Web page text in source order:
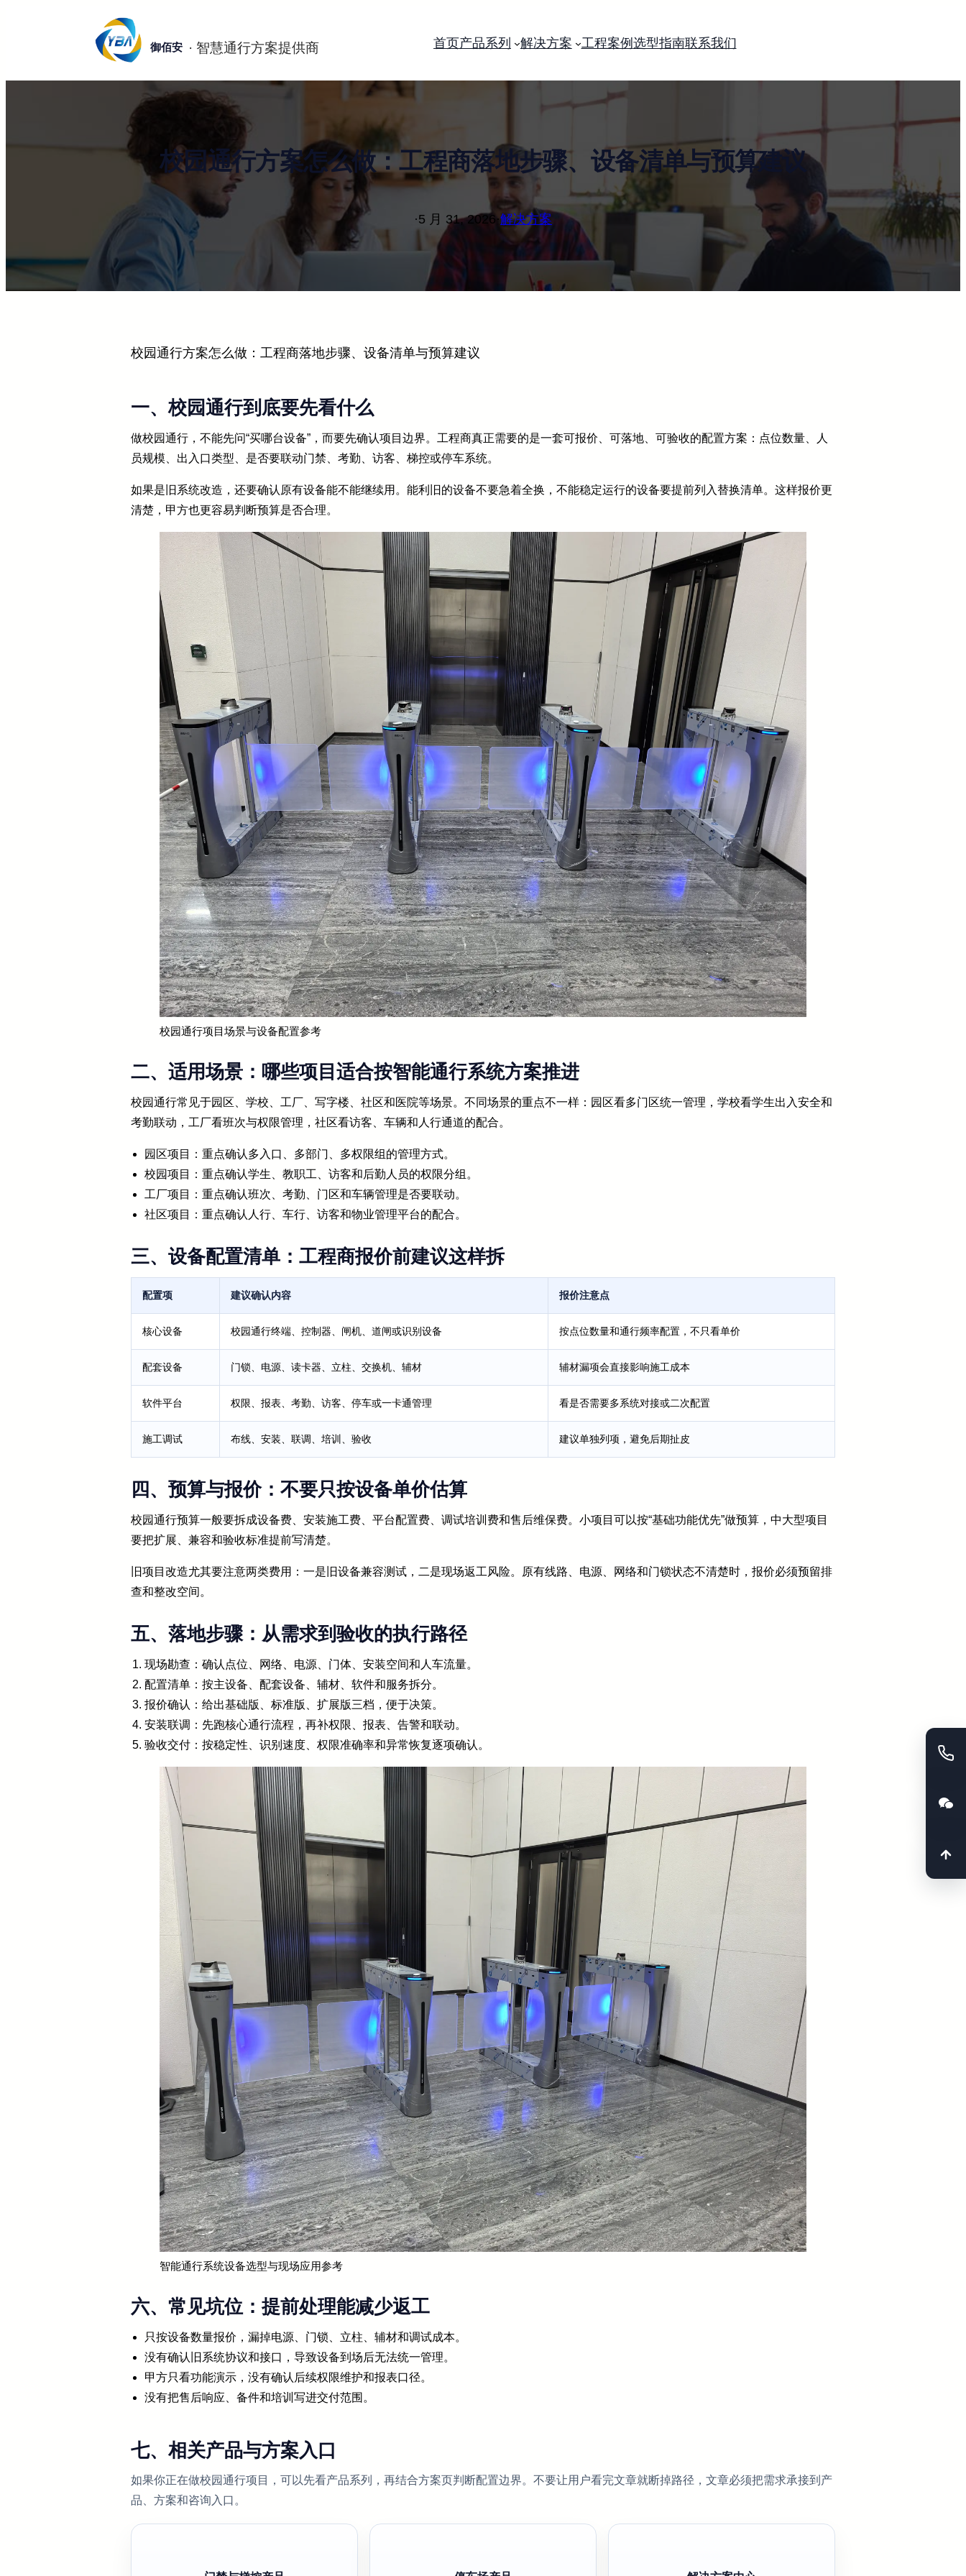
御佰安 首页产品系列 解决方案 工程案例 选型指南联系我们
校园通行方案怎么做：工程商落地步骤、设备清单与预算建议
·5 月 31, 2026·解决方案
校园通行方案怎么做：工程商落地步骤、设备清单与预算建议
一、校园通行到底要先看什么
做校园通行，不能先问“买哪台设备”，而要先确认项目边界。工程商真正需要的是一套可报价、可落地、可验收的配置方案：点位数量、人
员规模、出入口类型、是否要联动门禁、考勤、访客、梯控或停车系统。
如果是旧系统改造，还要确认原有设备能不能继续用。能利旧的设备不要急着全换，不能稳定运行的设备要提前列入替换清单。这样报价更
清楚，甲方也更容易判断预算是否合理。
校园通行项目场景与设备配置参考
二、适用场景：哪些项目适合按智能通行系统方案推进
校园通行常见于园区、学校、工厂、写字楼、社区和医院等场景。不同场景的重点不一样：园区看多门区统一管理，学校看学生出入安全和
考勤联动，工厂看班次与权限管理，社区看访客、车辆和人行通道的配合。
园区项目：重点确认多入口、多部门、多权限组的管理方式。
校园项目：重点确认学生、教职工、访客和后勤人员的权限分组。
工厂项目：重点确认班次、考勤、门区和车辆管理是否要联动。
社区项目：重点确认人行、车行、访客和物业管理平台的配合。
三、设备配置清单：工程商报价前建议这样拆
配置项 建议确认内容 报价注意点
核心设备 校园通行终端、控制器、闸机、道闸或识别设备 按点位数量和通行频率配置，不只看单价
配套设备 门锁、电源、读卡器、立柱、交换机、辅材 辅材漏项会直接影响施工成本
软件平台 权限、报表、考勤、访客、停车或一卡通管理 看是否需要多系统对接或二次配置
施工调试 布线、安装、联调、培训、验收 建议单独列项，避免后期扯皮
四、预算与报价：不要只按设备单价估算
校园通行预算一般要拆成设备费、安装施工费、平台配置费、调试培训费和售后维保费。小项目可以按“基础功能优先”做预算，中大型项目
要把扩展、兼容和验收标准提前写清楚。
旧项目改造尤其要注意两类费用：一是旧设备兼容测试，二是现场返工风险。原有线路、电源、网络和门锁状态不清楚时，报价必须预留排
查和整改空间。
五、落地步骤：从需求到验收的执行路径
现场勘查：确认点位、网络、电源、门体、安装空间和人车流量。
配置清单：按主设备、配套设备、辅材、软件和服务拆分。
报价确认：给出基础版、标准版、扩展版三档，便于决策。
安装联调：先跑核心通行流程，再补权限、报表、告警和联动。
验收交付：按稳定性、识别速度、权限准确率和异常恢复逐项确认。
智能通行系统设备选型与现场应用参考
六、常见坑位：提前处理能减少返工
只按设备数量报价，漏掉电源、门锁、立柱、辅材和调试成本。
没有确认旧系统协议和接口，导致设备到场后无法统一管理。
甲方只看功能演示，没有确认后续权限维护和报表口径。
没有把售后响应、备件和培训写进交付范围。
七、相关产品与方案入口
如果你正在做校园通行项目，可以先看产品系列，再结合方案页判断配置边界。不要让用户看完文章就断掉路径，文章必须把需求承接到产
品、方案和咨询入口。